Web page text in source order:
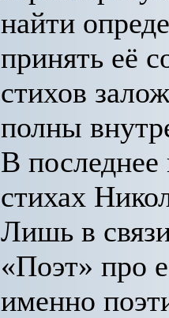
найти
принять её
стихов
полны
В
стихах
Лишь в
«Поэт» про
именно